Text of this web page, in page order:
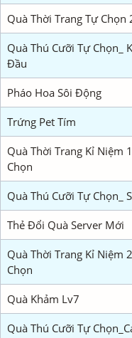
Quà Thời Trang Tự Chọn
Quà Thú Cưỡi Tự Chọn_
Đầu
Pháo Hoa Sôi Động
Trứng Pet Tím
Quà Thời Trang Kỉ Niệm
Chọn
Quà Thú Cưỡi Tự Chọn_
Thẻ Đổi Quà Server Mới
Quà Thời Trang Kỉ Niệm
Chọn
Quà Khảm Lv7
Quà Thú Cưỡi Tự